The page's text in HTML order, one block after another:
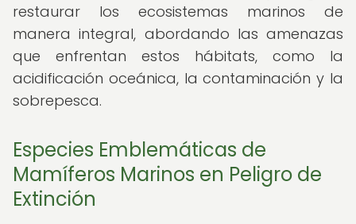
restaurar los ecosistemas marinos de
manera integral, abordando las amenazas
que enfrentan estos hábitats, como la
acidificación oceánica, la contaminación y la
sobrepesca.
Especies Emblemáticas de
Mamíferos Marinos en Peligro de
Extinción